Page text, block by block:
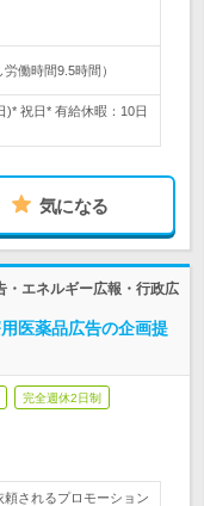
働時間9.5時間）
)* 祝日* 有給休暇：10日
気になる
・エネルギー広報・行政広
医薬品広告の企画提
完全週休2日制
されるプロモーション